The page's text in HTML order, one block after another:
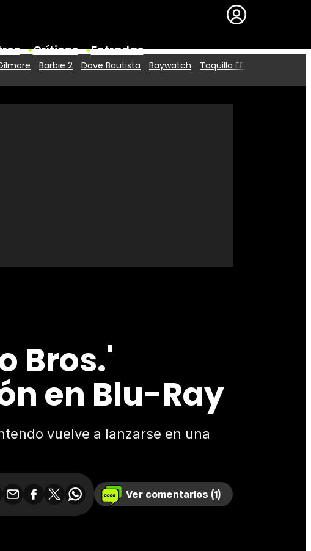
Críticas Entradas
Premios
Barbie 2 Dave Bautista Baywatch Taquilla EE.UU.
Bros.'
en Blu-Ray
vuelve a lanzarse en una
Ver comentarios (1)